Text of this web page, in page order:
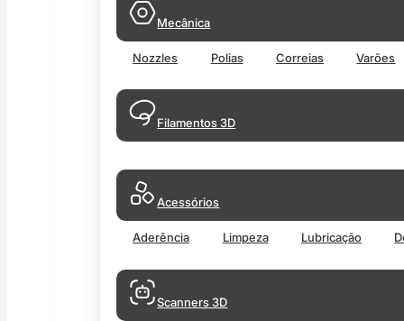
Mecânica
Nozzles Polias Correias Varões
Filamentos 3D
Acessórios
Aderência Limpeza Lubricação
Scanners 3D